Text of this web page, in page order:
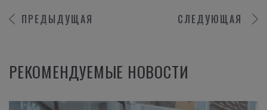
ПРЕДЫДУЩАЯ СЛЕДУЮЩАЯ
РЕКОМЕНДУЕМЫЕ НОВОСТИ